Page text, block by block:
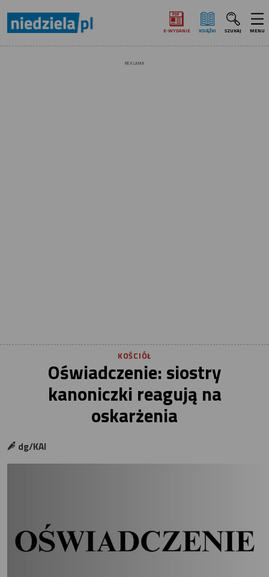
E‑WYDANIE KSIĄŻKI SZUKAJ MENU
REKLAMA
KOŚCIÓŁ
Oświadczenie: siostry
kanoniczki reagują na
oskarżenia
dg/KAI